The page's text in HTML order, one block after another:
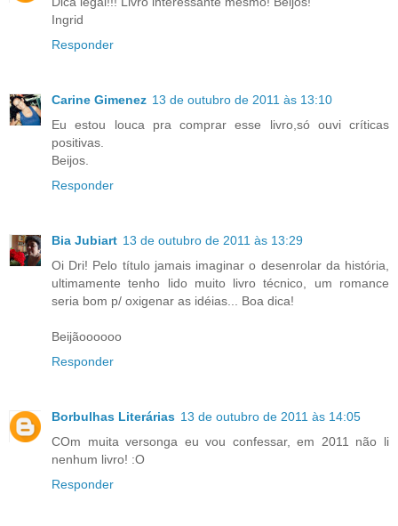
Ingrid
Responder
Carine Gimenez 13 de outubro de 2011 às 13:10
Eu estou louca pra comprar esse livro,só ouvi críticas
positivas.
Beijos.
Responder
Bia Jubiart 13 de outubro de 2011 às 13:29
Oi Dri! Pelo título jamais imaginar o desenrolar da história,
ultimamente tenho lido muito livro técnico, um romance
seria bom p/ oxigenar as idéias... Boa dica!
Beijãoooooo
Responder
Borbulhas Literárias 13 de outubro de 2011 às 14:05
COm muita versonga eu vou confessar, em 2011 não li
nenhum livro! :O
Responder